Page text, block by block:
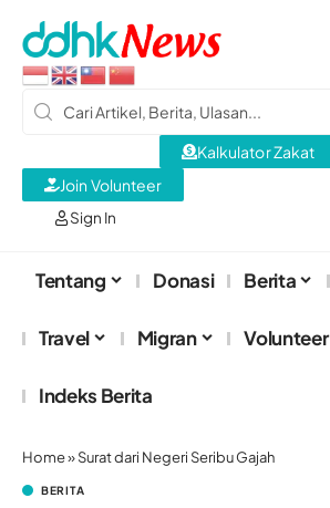
Sign In
Kalkulator Zakat
Join Volunteer
Tentang Donasi Berita
Travel Migran Volunteer
Indeks Berita
Home»Surat dari Negeri Seribu Gajah
BERITA